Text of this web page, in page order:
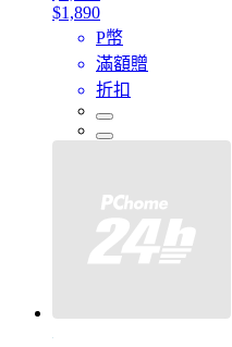
$1,890
P幣
滿額贈
折扣